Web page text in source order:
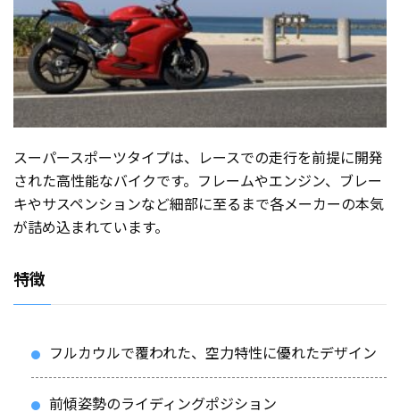
スーパースポーツタイプは、レースでの走行を前提に開発
された高性能なバイクです。フレームやエンジン、ブレー
キやサスペンションなど細部に至るまで各メーカーの本気
が詰め込まれています。
特徴
フルカウルで覆われた、空力特性に優れたデザイン
前傾姿勢のライディングポジション